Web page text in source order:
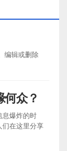
编辑或删除
何众？
息爆炸的时
们在这里分享